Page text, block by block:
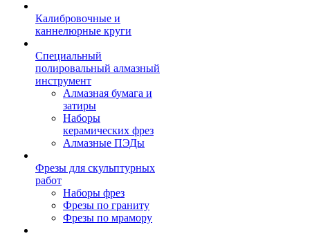
Калибровочные и
каннелюрные круги
Специальный
полировальный алмазный
инструмент
Алмазная бумага и
затиры
Наборы
керамических фрез
Алмазные ПЭДы
Фрезы для скульптурных
работ
Наборы фрез
Фрезы по граниту
Фрезы по мрамору